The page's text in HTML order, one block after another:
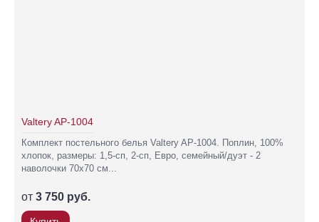
Valtery AP-1004
Комплект постельного белья Valtery AP-1004. Поплин, 100%
хлопок, размеры: 1,5-сп, 2-сп, Евро, семейный/дуэт - 2
наволочки 70х70 см...
от 3 750 руб.